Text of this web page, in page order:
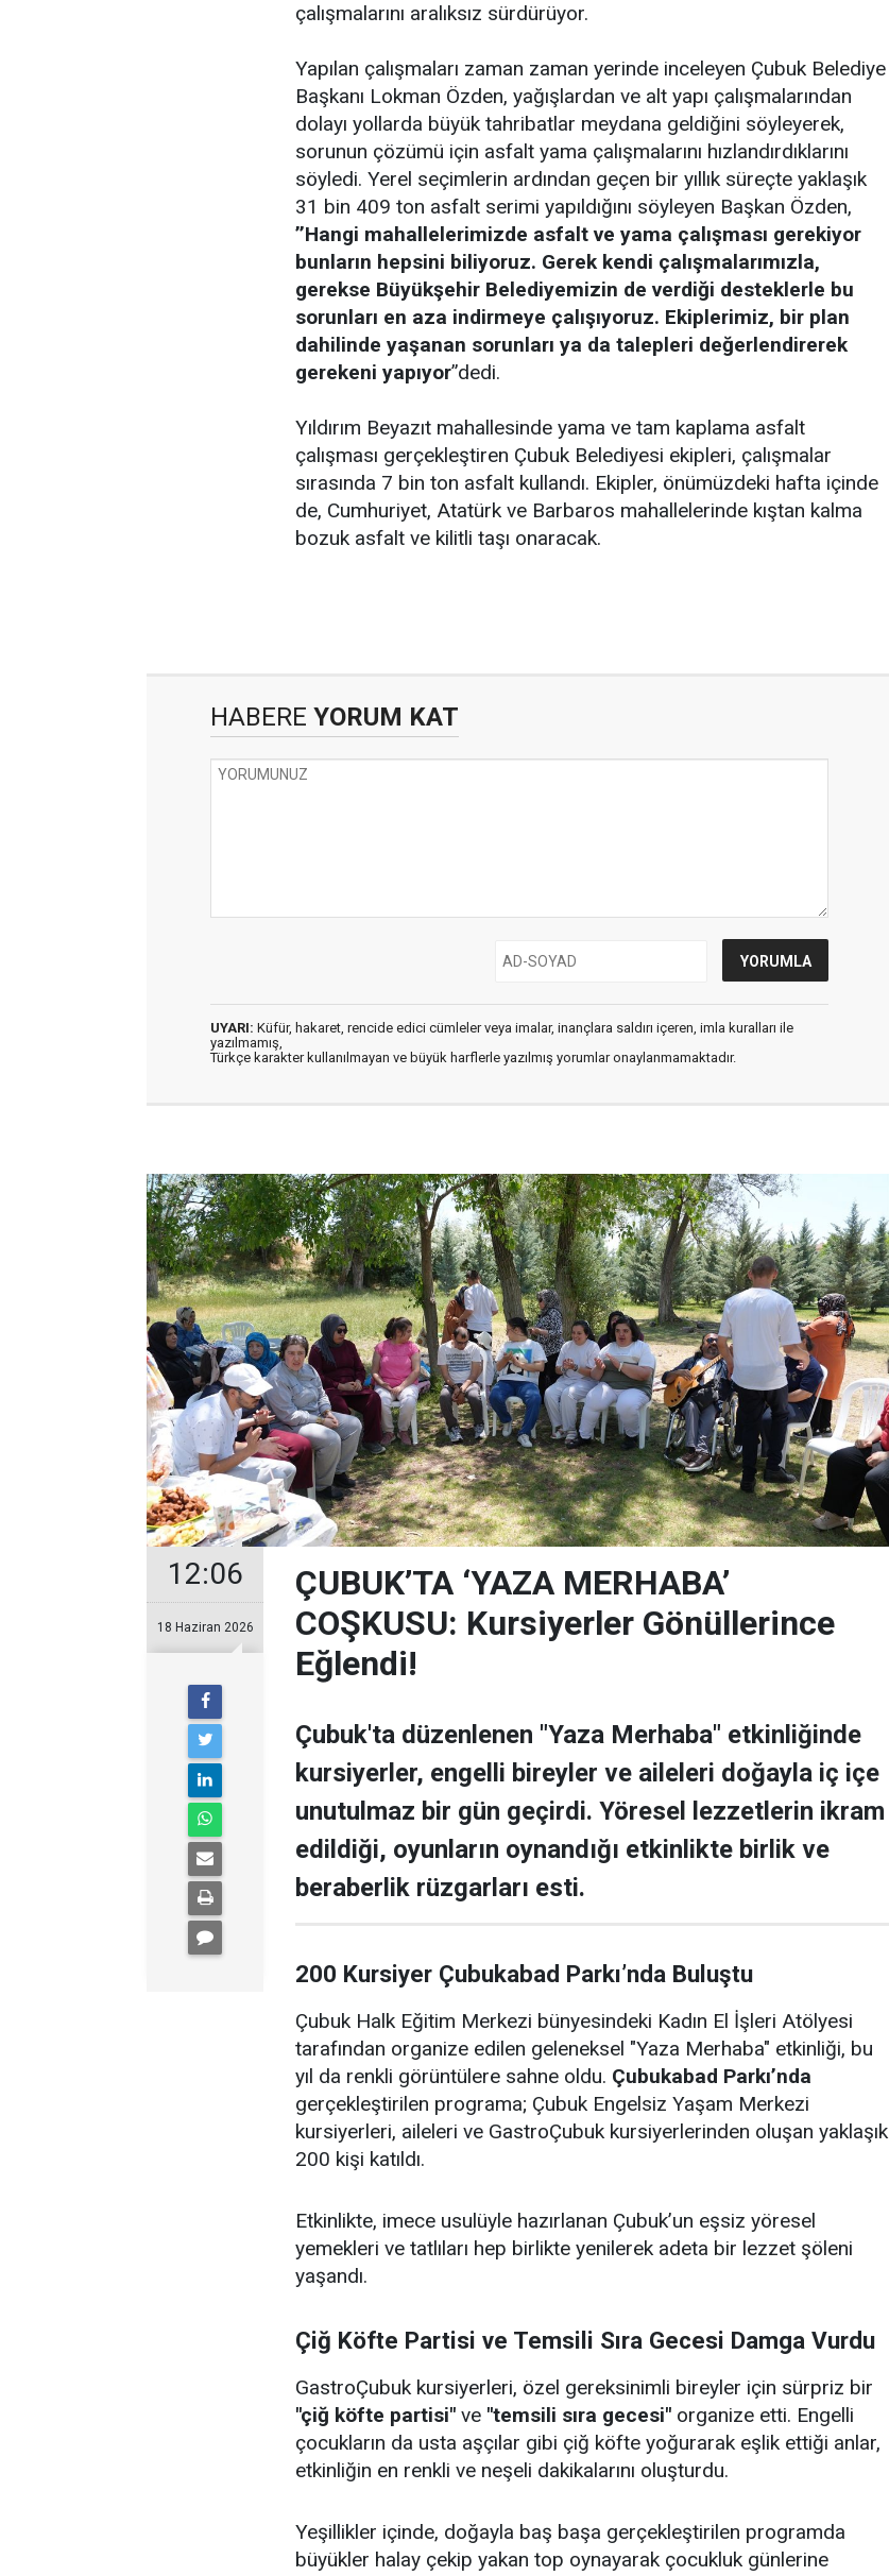
çalışmalarını aralıksız sürdürüyor.
Yapılan çalışmaları zaman zaman yerinde inceleyen Çubuk Belediye
Başkanı Lokman Özden, yağışlardan ve alt yapı çalışmalarından
dolayı yollarda büyük tahribatlar meydana geldiğini söyleyerek,
sorunun çözümü için asfalt yama çalışmalarını hızlandırdıklarını
söyledi. Yerel seçimlerin ardından geçen bir yıllık süreçte yaklaşık
31 bin 409 ton asfalt serimi yapıldığını söyleyen Başkan Özden,
’’Hangi mahallelerimizde asfalt ve yama çalışması gerekiyor
bunların hepsini biliyoruz. Gerek kendi çalışmalarımızla,
gerekse Büyükşehir Belediyemizin de verdiği desteklerle bu
sorunları en aza indirmeye çalışıyoruz. Ekiplerimiz, bir plan
dahilinde yaşanan sorunları ya da talepleri değerlendirerek
gerekeni yapıyor’’dedi.
Yıldırım Beyazıt mahallesinde yama ve tam kaplama asfalt
çalışması gerçekleştiren Çubuk Belediyesi ekipleri, çalışmalar
sırasında 7 bin ton asfalt kullandı. Ekipler, önümüzdeki hafta içinde
de, Cumhuriyet, Atatürk ve Barbaros mahallelerinde kıştan kalma
bozuk asfalt ve kilitli taşı onaracak.
HABERE YORUM KAT
UYARI: Küfür, hakaret, rencide edici cümleler veya imalar, inançlara saldırı içeren, imla kuralları ile
yazılmamış,
Türkçe karakter kullanılmayan ve büyük harflerle yazılmış yorumlar onaylanmamaktadır.
12:06
18 Haziran 2026
ÇUBUK’TA ‘YAZA MERHABA’
COŞKUSU: Kursiyerler Gönüllerince
Eğlendi!
Çubuk'ta düzenlenen "Yaza Merhaba" etkinliğinde
kursiyerler, engelli bireyler ve aileleri doğayla iç içe
unutulmaz bir gün geçirdi. Yöresel lezzetlerin ikram
edildiği, oyunların oynandığı etkinlikte birlik ve
beraberlik rüzgarları esti.
200 Kursiyer Çubukabad Parkı’nda Buluştu
Çubuk Halk Eğitim Merkezi bünyesindeki Kadın El İşleri Atölyesi
tarafından organize edilen geleneksel "Yaza Merhaba" etkinliği, bu
yıl da renkli görüntülere sahne oldu. Çubukabad Parkı’nda
gerçekleştirilen programa; Çubuk Engelsiz Yaşam Merkezi
kursiyerleri, aileleri ve GastroÇubuk kursiyerlerinden oluşan yaklaşık
200 kişi katıldı.
Etkinlikte, imece usulüyle hazırlanan Çubuk’un eşsiz yöresel
yemekleri ve tatlıları hep birlikte yenilerek adeta bir lezzet şöleni
yaşandı.
Çiğ Köfte Partisi ve Temsili Sıra Gecesi Damga Vurdu
GastroÇubuk kursiyerleri, özel gereksinimli bireyler için sürpriz bir
"çiğ köfte partisi" ve "temsili sıra gecesi" organize etti. Engelli
çocukların da usta aşçılar gibi çiğ köfte yoğurarak eşlik ettiği anlar,
etkinliğin en renkli ve neşeli dakikalarını oluşturdu.
Yeşillikler içinde, doğayla baş başa gerçekleştirilen programda
büyükler halay çekip yakan top oynayarak çocukluk günlerine